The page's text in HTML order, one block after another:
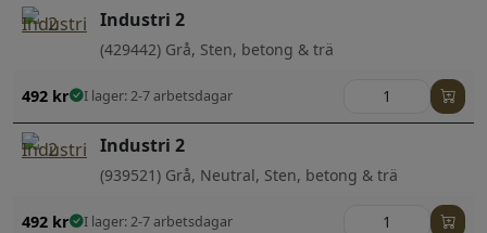
Industri 2
(429442) Grå, Sten, betong & trä
492 kr I lager: 2-7 arbetsdagar
Industri 2
(939521) Grå, Neutral, Sten, betong & trä
492 kr I lager: 2-7 arbetsdagar